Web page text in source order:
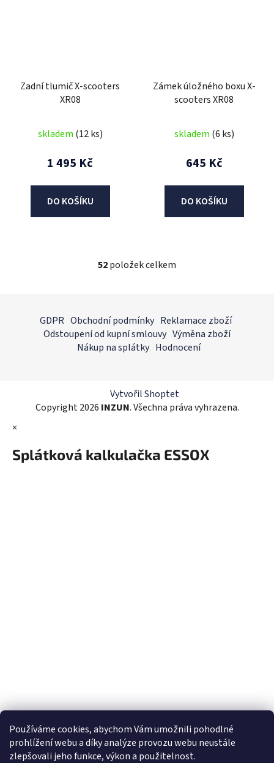
Používáme cookies, abychom Vám umožnili pohodlné
prohlížení webu a díky analýze provozu webu neustále
zlepšovali jeho funkce, výkon a použitelnost.
Zadní tlumič X-scooters
XR08
skladem (12 ks)
1 495 Kč
DO KOŠÍKU
Zámek úložného boxu X-
scooters XR08
skladem (6 ks)
645 Kč
DO KOŠÍKU
O
d
a
c
r
v
v
ý
52položek celkem
GDPR Obchodní podmínky Reklamace zboží
Odstoupení od kupní smlouvy Výměna zboží
Nákup na splátky Hodnocení
Vytvořil Shoptet
Copyright 2026 INZUN. Všechna práva vyhrazena.
×
Splátková kalkulačka ESSOX